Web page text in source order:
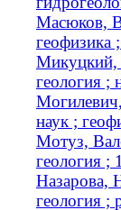
Масюков,
геофизика
Микуцкий,
геология ;
наук ;
Мотуз,
геология
Назарова,
геология ;